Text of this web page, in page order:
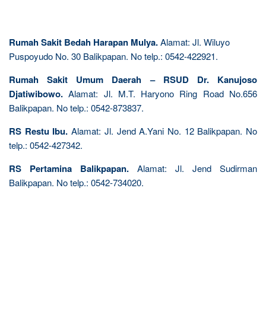
Rumah Sakit Bedah Harapan Mulya.Alamat: Jl. Wiluyo
Puspoyudo No. 30 Balikpapan. No telp.: 0542-422921.
Rumah Sakit Umum Daerah – RSUD Dr. Kanujoso
Djatiwibowo. Alamat: Jl. M.T. Haryono Ring Road No.656
Balikpapan. No telp.: 0542-873837.
RS Restu Ibu. Alamat: Jl. Jend A.Yani No. 12 Balikpapan. No
telp.: 0542-427342.
RS Pertamina Balikpapan. Alamat: Jl. Jend Sudirman
Balikpapan. No telp.: 0542-734020.